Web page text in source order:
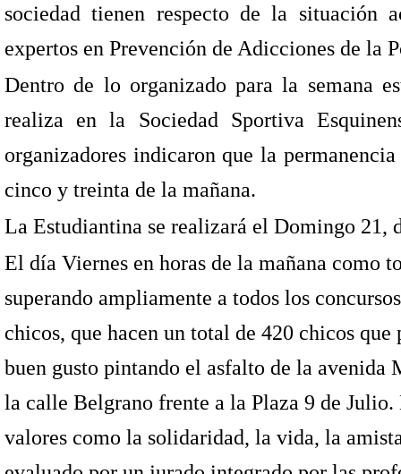
sociedad tienen respecto de la situación
expertos en Prevención de Adicciones de la
Dentro de lo organizado para la semana
realiza en la Sociedad Sportiva
organizadores indicaron que la
cinco y treinta de la mañana.
La Estudiantina se realizará el Domingo 21,
El día Viernes en horas de la mañana como
superando ampliamente a todos los
chicos, que hacen un total de 420 chicos
buen gusto pintando el asfalto de la
la calle Belgrano frente a la Plaza 9 de
valores como la solidaridad, la vida, la